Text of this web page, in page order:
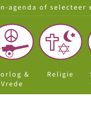
agenda of selecteer
&
Vrede
Religie